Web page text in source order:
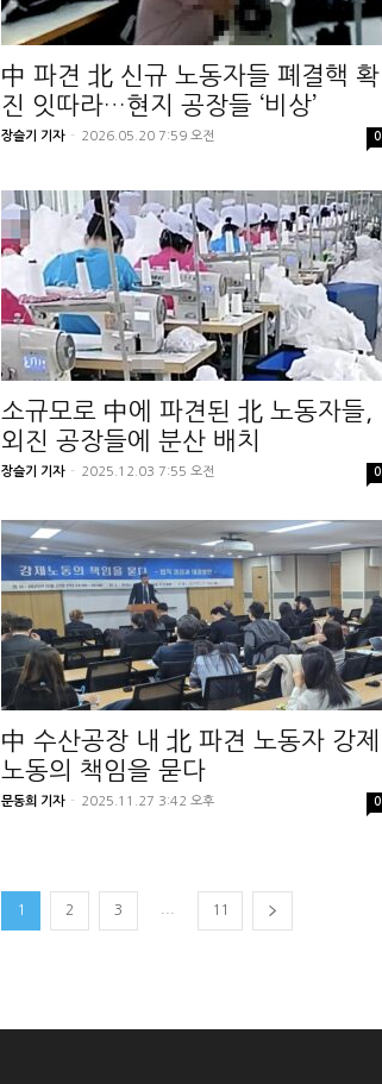
中 파견 北 신규 노동자들 폐결핵 확
진 잇따라…현지 공장들 ‘비상’
장슬기 기자 - 2026.05.20 7:59 오전 0
소규모로 中에 파견된 北 노동자들,
외진 공장들에 분산 배치
장슬기 기자 - 2025.12.03 7:55 오전 0
中 수산공장 내 北 파견 노동자 강제
노동의 책임을 묻다
문동희 기자 - 2025.11.27 3:42 오후 0
1 2 3 11